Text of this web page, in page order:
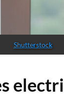
Shutterstock